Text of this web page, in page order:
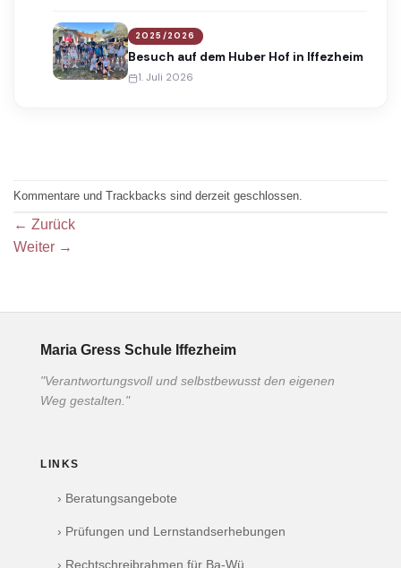
2025/2026
Besuch auf dem Huber Hof in Iffezheim
1. Juli 2026
Kommentare und Trackbacks sind derzeit geschlossen.
← Zurück
Weiter →
Maria Gress Schule Iffezheim
"Verantwortungsvoll und selbstbewusst den eigenen
Weg gestalten."
LINKS
› Beratungsangebote
› Prüfungen und Lernstandserhebungen
› Rechtschreibrahmen für Ba-Wü